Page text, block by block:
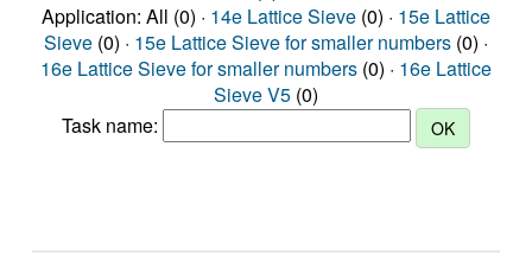
Application: All (0) · 14e Lattice Sieve (0) · 15e Lattice
Sieve (0) · 15e Lattice Sieve for smaller numbers (0) ·
16e Lattice Sieve for smaller numbers (0) · 16e Lattice
Sieve V5 (0)
Task name: